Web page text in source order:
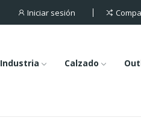
Iniciar sesión
Industria Calzado